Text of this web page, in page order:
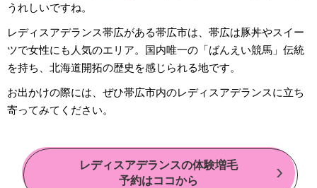
うれしいですね。
レディスアデランス帯広がある帯広市は、帯広は豚丼やスイー
ツで女性にも人気のエリア。国内唯一の「ばんえい競馬」伝統
を持ち、北海道開拓の歴史を感じられる地です。
お出かけの際には、ぜひ帯広市内のレディスアデランスに立ち
寄ってみてください。
レディスアデランスの体験増毛
予約はココから